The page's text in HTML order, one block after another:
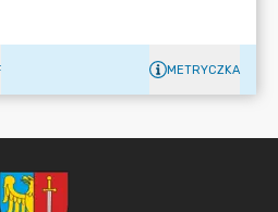
METRYCZKA